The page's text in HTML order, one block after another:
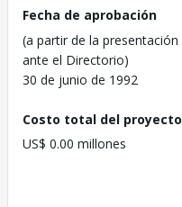
Fecha de aprobación
(a partir de la presentación
ante el Directorio)
30 de junio de 1992
Costo total del proyecto
US$ 0.00 millones